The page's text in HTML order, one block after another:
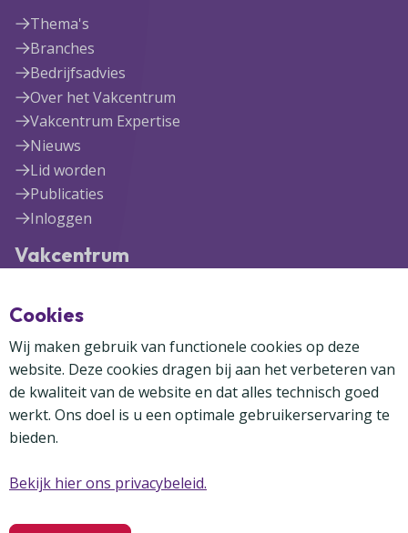
Thema's
Branches
Bedrijfsadvies
Over het Vakcentrum
Vakcentrum Expertise
Nieuws
Lid worden
Publicaties
Inloggen
Vakcentrum
3447 GR Woerden
(0348) 41 97 71
info@vakcentrum.nl
Copyright Vakcentrum 2024-2026
PrivacybeleidDisclaimer
Cookies
Wij maken gebruik van functionele cookies op deze
website. Deze cookies dragen bij aan het verbeteren van
de kwaliteit van de website en dat alles technisch goed
werkt. Ons doel is u een optimale gebruikerservaring te
bieden.
Bekijk hier ons privacybeleid.